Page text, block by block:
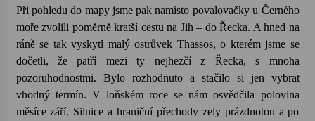
Petr Adamec – Malovaný svět
30. 6. 2026
Při pohledu do mapy jsme pak namísto povalovačky u Černého
moře zvolili poměrně kratší cestu na Jih – do Řecka. A hned na
ráně se tak vyskytl malý ostrůvek Thassos, o kterém jsme se
dočetli, že patří mezi ty nejhezčí z Řecka, s mnoha
pozoruhodnostmi. Bylo rozhodnuto a stačilo si jen vybrat
vhodný termín. V loňském roce se nám osvědčila polovina
měsíce září. Silnice a hraniční přechody zely prázdnotou a po